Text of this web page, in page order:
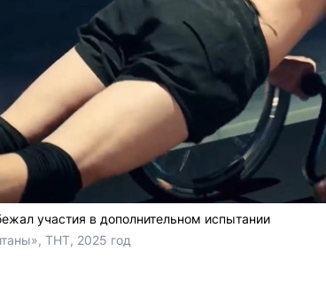
участия в дополнительном испытании
ТНТ, 2025 год